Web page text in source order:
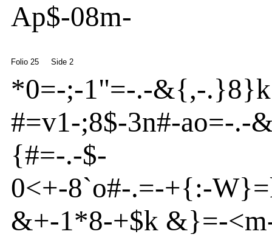
Ap$-08m-
Folio 25 Side 2
*0=-;-1"=-.-&{,-.}8}
#=v1-;8$-3n#-ao=-.-
{#=-.-$-
0<+-8`o#-.=-+{:-W}
&+-1*8-+$k &}=-<m